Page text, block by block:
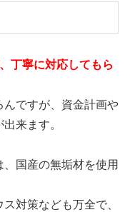
丁寧に対応してもら
ですが、資金計画や
来ます。
国産の無垢材を使用
対策なども万全で、